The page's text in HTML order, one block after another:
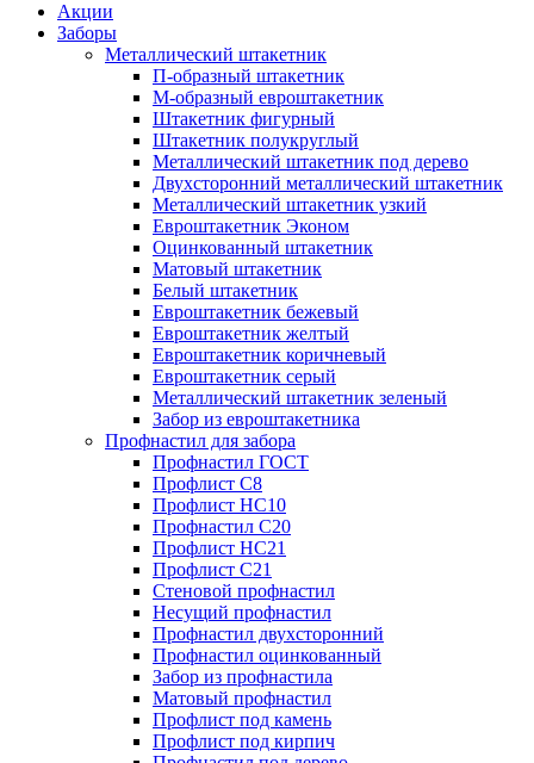
Акции
Заборы
Металлический штакетник
П-образный штакетник
М-образный евроштакетник
Штакетник фигурный
Штакетник полукруглый
Металлический штакетник под дерево
Двухсторонний металлический штакетник
Металлический штакетник узкий
Евроштакетник Эконом
Оцинкованный штакетник
Матовый штакетник
Белый штакетник
Евроштакетник бежевый
Евроштакетник желтый
Евроштакетник коричневый
Евроштакетник серый
Металлический штакетник зеленый
Забор из евроштакетника
Профнастил для забора
Профнастил ГОСТ
Профлист С8
Профлист НС10
Профнастил С20
Профлист НС21
Профлист С21
Стеновой профнастил
Несущий профнастил
Профнастил двухсторонний
Профнастил оцинкованный
Забор из профнастила
Матовый профнастил
Профлист под камень
Профлист под кирпич